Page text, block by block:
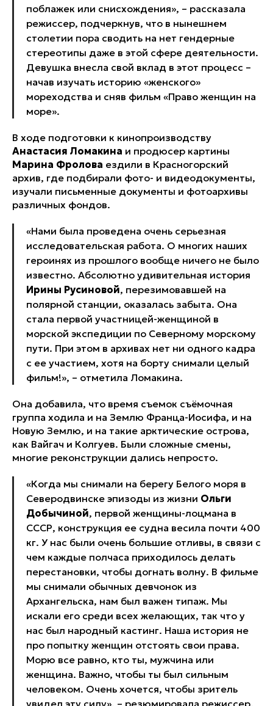
поблажек или снисхождения», – рассказала
режиссер, подчеркнув, что в нынешнем
столетии пора сводить на нет гендерные
стереотипы даже в этой сфере деятельности.
Девушка внесла свой вклад в этот процесс –
начав изучать историю «женского»
мореходства и сняв фильм «Право женщин на
море».
В ходе подготовки к кинопроизводству
Анастасия Ломакина и продюсер картины
Марина Фролова ездили в Красногорский
архив, где подбирали фото- и видеодокументы,
изучали письменные документы и фотоархивы
различных фондов.
«Нами была проведена очень серьезная
исследовательская работа. О многих наших
героинях из прошлого вообще ничего не было
известно. Абсолютно удивительная история
Ирины Русиновой, перезимовавшей на
полярной станции, оказалась забыта. Она
стала первой участницей-женщиной в
морской экспедиции по Северному морскому
пути. При этом в архивах нет ни одного кадра
с ее участием, хотя на борту снимали целый
фильм!», – отметила Ломакина.
Она добавила, что время съемок съёмочная
группа ходила и на Землю Франца-Иосифа, и на
Новую Землю, и на такие арктические острова,
как Вайгач и Колгуев. Были сложные смены,
многие реконструкции дались непросто.
«Когда мы снимали на берегу Белого моря в
Северодвинске эпизоды из жизни Ольги
Добычиной, первой женщины-лоцмана в
СССР, конструкция ее судна весила почти 400
кг. У нас были очень большие отливы, в связи с
чем каждые полчаса приходилось делать
перестановки, чтобы догнать волну. В фильме
мы снимали обычных девчонок из
Архангельска, нам был важен типаж. Мы
искали его среди всех желающих, так что у
нас был народный кастинг. Наша история не
про попытку женщин отстоять свои права.
Морю все равно, кто ты, мужчина или
женщина. Важно, чтобы ты был сильным
человеком. Очень хочется, чтобы зритель